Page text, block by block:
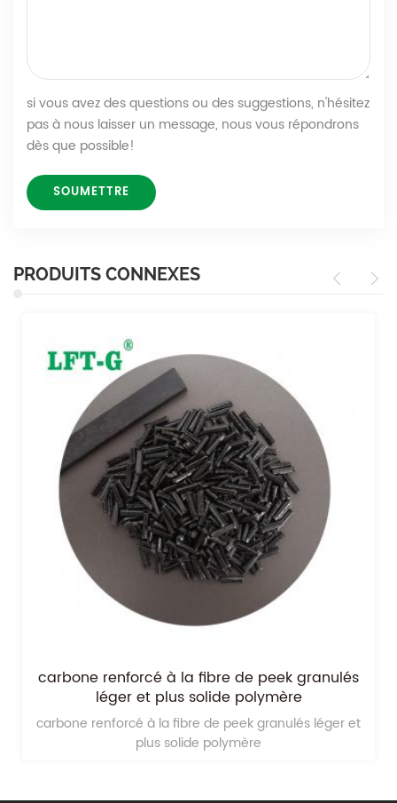
si vous avez des questions ou des suggestions, n'hésitez
pas à nous laisser un message, nous vous répondrons
dès que possible!
PRODUITS CONNEXES
léger et
en plastique d'ingénierie d'œil noir
granulés coup d'oeil
Le caractère de en plastique d'ingénierie
granules peek pellets est bon marché que